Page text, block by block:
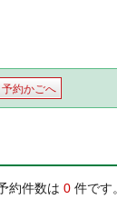
予約かごへ
約件数は 0 件です。